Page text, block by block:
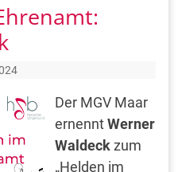
Der MGV Maar
ernenntWerner
Waldeckzum
„Helden im